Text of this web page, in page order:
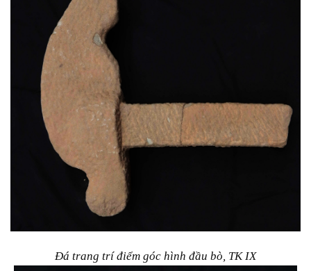
Đá trang trí điểm góc hình đầu bò, TK IX